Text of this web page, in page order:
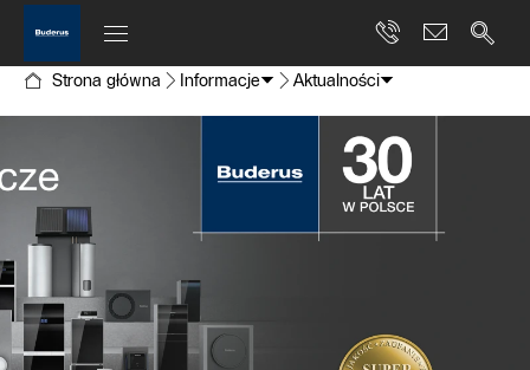
Strona główna Informacje Aktualności